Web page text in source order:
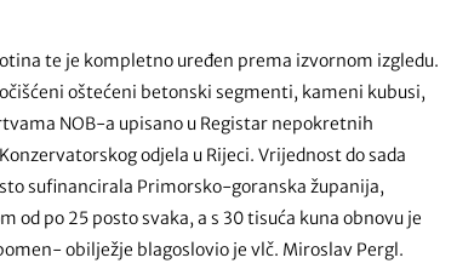
te je kompletno uređen prema izvornom izgledu.
oštećeni betonski segmenti, kameni kubusi,
NOB-a upisano u Registar nepokretnih
odjela u Rijeci. Vrijednost do sada
sufinancirala Primorsko-goranska županija,
od po 25 posto svaka, a s 30 tisuća kuna obnovu je
obilježje blagoslovio je vlč. Miroslav Pergl.